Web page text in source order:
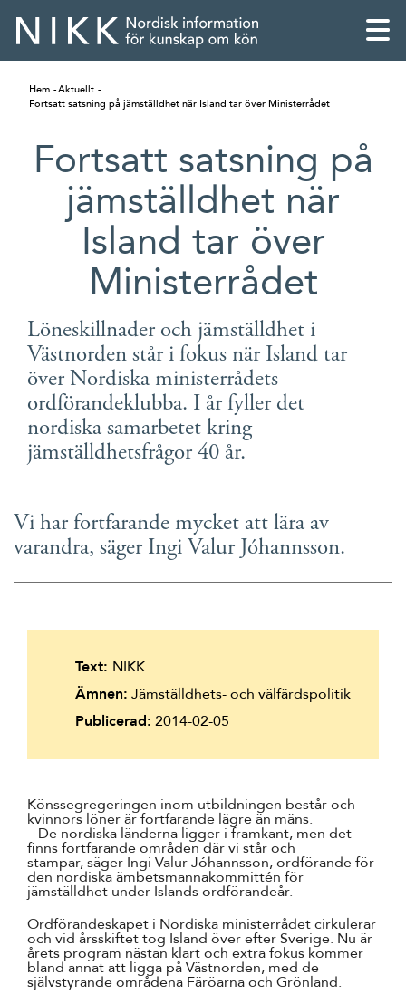
English
Skandinaviska
Suomi
Íslenska
Hem Aktuellt
Fortsatt satsning på jämställdhet när Island tar över Ministerrådet
Fortsatt satsning på
jämställdhet när
Island tar över
Ministerrådet
Löneskillnader och jämställdhet i
Västnorden står i fokus när Island tar
över Nordiska ministerrådets
ordförandeklubba. I år fyller det
nordiska samarbetet kring
jämställdhetsfrågor 40 år.
Vi har fortfarande mycket att lära av
varandra, säger Ingi Valur Jóhannsson.
Könssegregeringen inom utbildningen består och
kvinnors löner är fortfarande lägre än mäns.
– De nordiska länderna ligger i framkant, men det
finns fortfarande områden där vi står och
stampar, säger Ingi Valur Jóhannsson, ordförande för
den nordiska ämbetsmannakommittén för
jämställdhet under Islands ordförandeår.
Ordförandeskapet i Nordiska ministerrådet cirkulerar
och vid årsskiftet tog Island över efter Sverige. Nu är
årets program nästan klart och extra fokus kommer
bland annat att ligga på Västnorden, med de
självstyrande områdena Färöarna och Grönland.
Text: NIKK
Ämnen: Jämställdhets- och välfärdspolitik
Publicerad: 2014-02-05